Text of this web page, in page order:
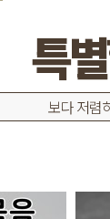
특
보다 저렴